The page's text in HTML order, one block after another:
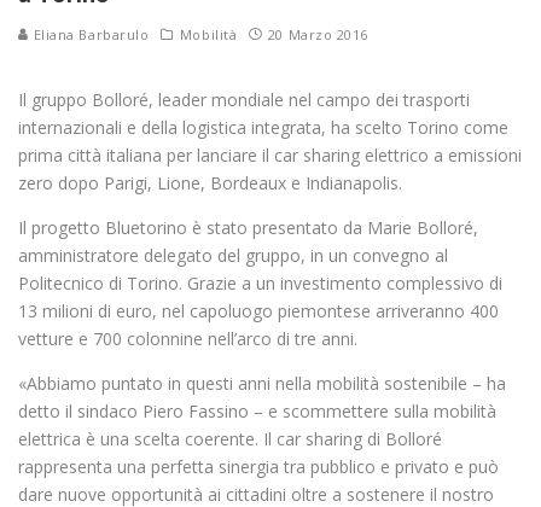
Eliana Barbarulo Mobilità 20 Marzo 2016
Il gruppo Bolloré, leader mondiale nel campo dei trasporti
internazionali e della logistica integrata, ha scelto Torino come
prima città italiana per lanciare il car sharing elettrico a emissioni
zero dopo Parigi, Lione, Bordeaux e Indianapolis.
Il progetto Bluetorino è stato presentato da Marie Bolloré,
amministratore delegato del gruppo, in un convegno al
Politecnico di Torino. Grazie a un investimento complessivo di
13 milioni di euro, nel capoluogo piemontese arriveranno 400
vetture e 700 colonnine nell’arco di tre anni.
«Abbiamo puntato in questi anni nella mobilità sostenibile – ha
detto il sindaco Piero Fassino – e scommettere sulla mobilità
elettrica è una scelta coerente. Il car sharing di Bolloré
rappresenta una perfetta sinergia tra pubblico e privato e può
dare nuove opportunità ai cittadini oltre a sostenere il nostro